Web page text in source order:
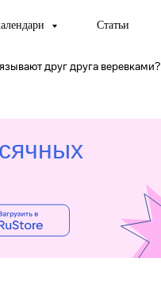
Статьи
друг друга веревками?